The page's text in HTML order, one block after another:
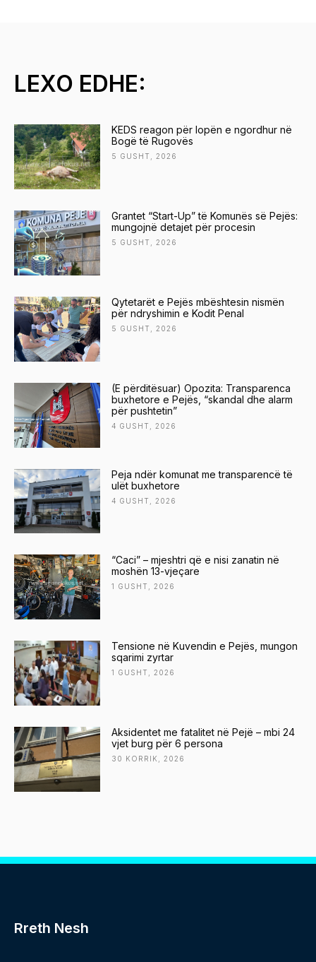
LEXO EDHE:
KEDS reagon për lopën e ngordhur në
Bogë të Rugovës
5 GUSHT, 2026
Grantet “Start-Up” të Komunës së Pejës:
mungojnë detajet për procesin
5 GUSHT, 2026
Qytetarët e Pejës mbështesin nismën
për ndryshimin e Kodit Penal
5 GUSHT, 2026
(E përditësuar) Opozita: Transparenca
buxhetore e Pejës, “skandal dhe alarm
për pushtetin”
4 GUSHT, 2026
Peja ndër komunat me transparencë të
ulët buxhetore
4 GUSHT, 2026
“Caci” – mjeshtri që e nisi zanatin në
moshën 13-vjeçare
1 GUSHT, 2026
Tensione në Kuvendin e Pejës, mungon
sqarimi zyrtar
1 GUSHT, 2026
Aksidentet me fatalitet në Pejë – mbi 24
vjet burg për 6 persona
30 KORRIK, 2026
Rreth Nesh